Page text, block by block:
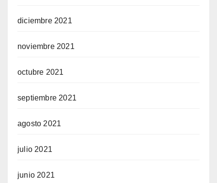
diciembre 2021
noviembre 2021
octubre 2021
septiembre 2021
agosto 2021
julio 2021
junio 2021